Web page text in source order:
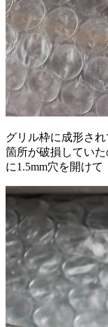
グリル枠に成形さ
箇所が破損してい
に1.5mm穴を開けて